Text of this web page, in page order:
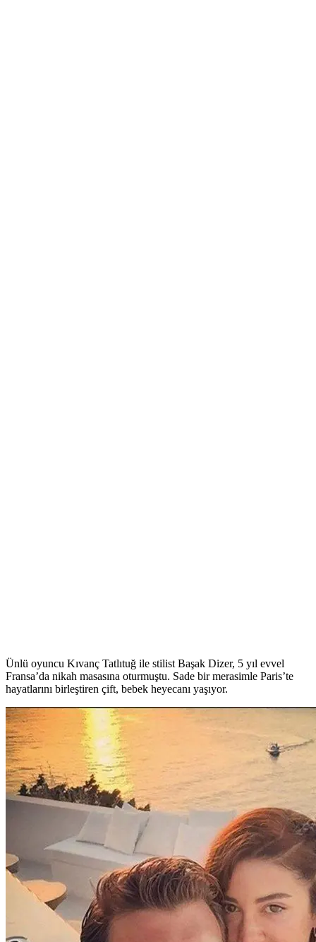
Ünlü oyuncu Kıvanç Tatlıtuğ ile stilist Başak Dizer, 5 yıl evvel
Fransa’da nikah masasına oturmuştu. Sade bir merasimle Paris’te
hayatlarını birleştiren çift, bebek heyecanı yaşıyor.